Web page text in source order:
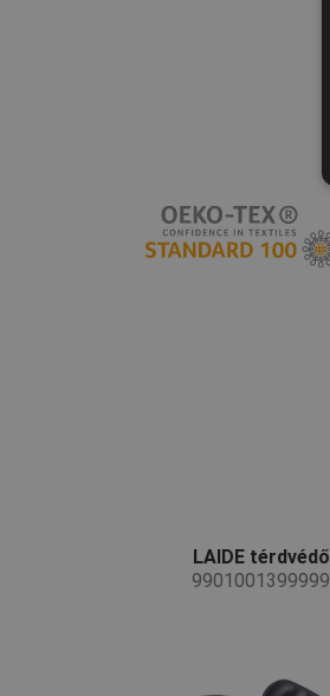
LAIDE térdvédő
9901001399999